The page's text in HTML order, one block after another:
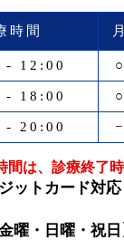
時間 月
- 12:00 ○
- 18:00 ○
- 20:00 −
は、診療終了時
ットカード対応
曜・日曜・祝日